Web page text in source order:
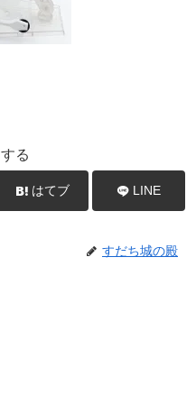
る
はてブ LINE
すだち城の殿